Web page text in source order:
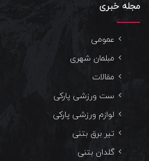
مجله خبری
عمومی
مبلمان شهری
مقالات
ست ورزشی پارکی
لوازم ورزشی پارکی
تیر برق بتنی
گلدان بتنی